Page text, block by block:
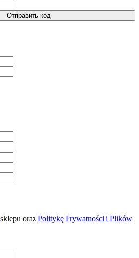
Отправить код
sklepu oraz Politykę Prywatności i Plików